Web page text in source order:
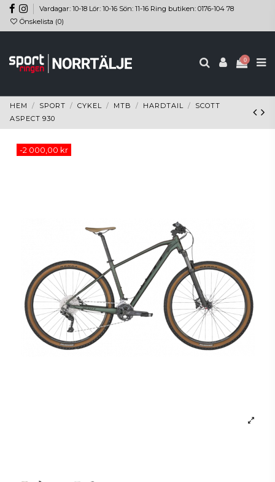
Vardagar: 10-18 Lör: 10-16 Sön: 11-16 Ring butiken: 0176-104 78
Önskelista (0)
0
HEM SPORT CYKEL MTB HARDTAIL
SCOTT
ASPECT 930
-2 000,00 kr